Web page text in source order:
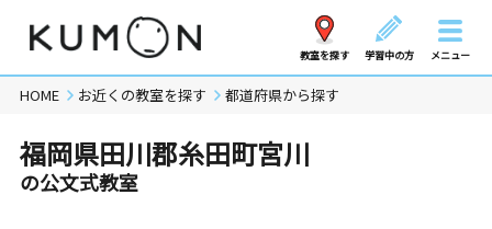
教室を探す 学習中の方 メニュー
HOME お近くの教室を探す 都道府県から探す
福岡県田川郡糸田町宮川
の公文式教室